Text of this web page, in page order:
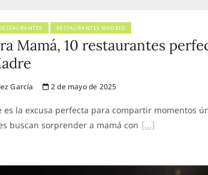
RESTAURANTES RESTAURANTES MADRID
Mamá, 10 restaurantes
García 2 de mayo de 2025
es la excusa perfecta para compartir momentos
buscan sorprender a mamá con